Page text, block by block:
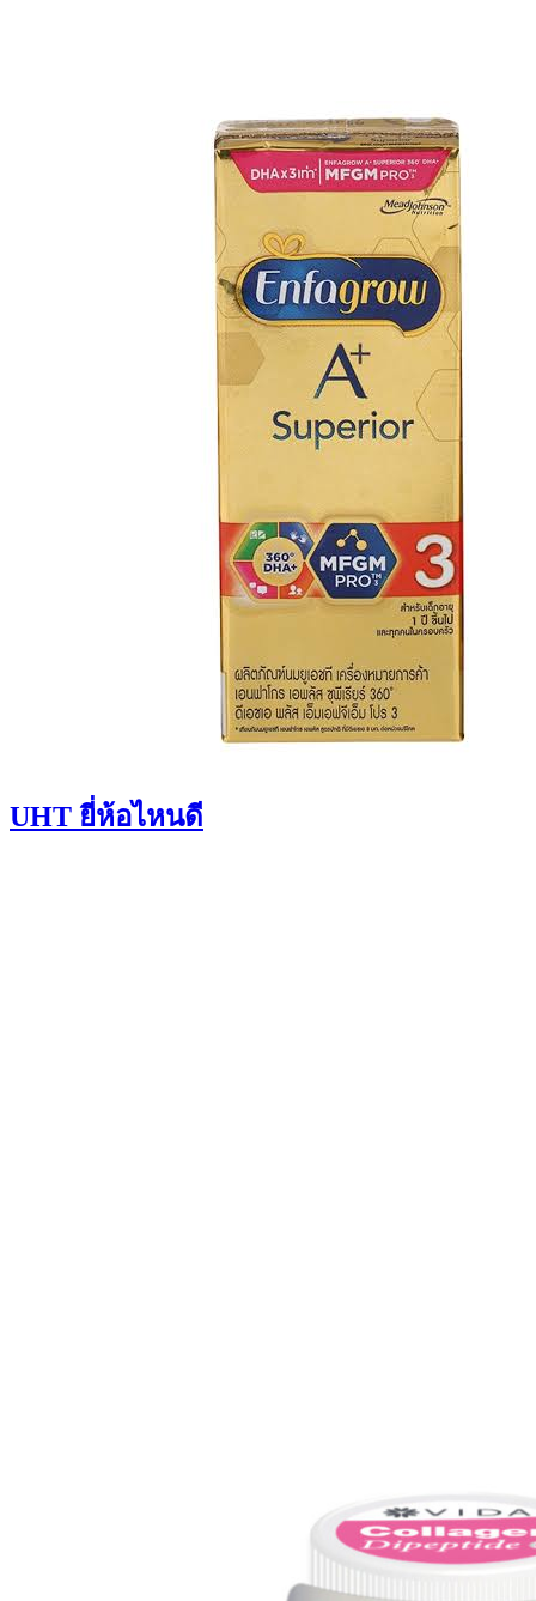
UHT ยี่ห้อไหนดี